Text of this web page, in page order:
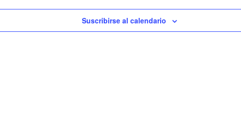
Suscribirse al calendario